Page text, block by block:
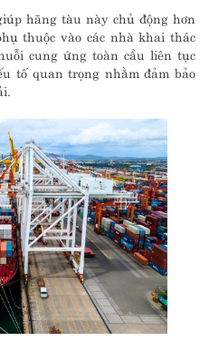
hãng tàu này chủ động hơn
thuộc vào các nhà khai thác
cung ứng toàn cầu liên tục
tố quan trọng nhằm đảm bảo